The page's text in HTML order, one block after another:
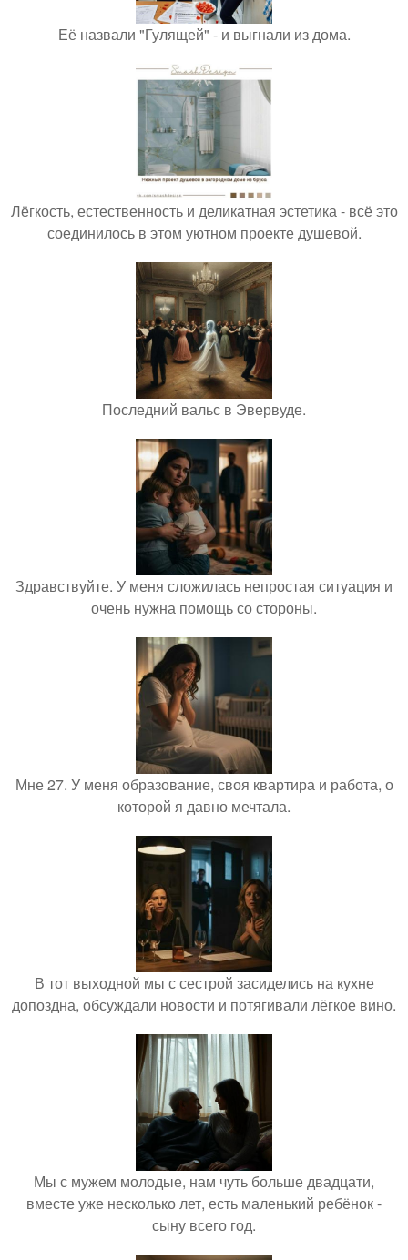
Её назвали "Гулящей" - и выгнали из дома.
Лёгкость, естественность и деликатная эстетика - всё это
соединилось в этом уютном проекте душевой.
Последний вальс в Эвервуде.
Здравствуйте. У меня сложилась непростая ситуация и
очень нужна помощь со стороны.
Мне 27. У меня образование, своя квартира и работа, о
которой я давно мечтала.
В тот выходной мы с сестрой засиделись на кухне
допоздна, обсуждали новости и потягивали лёгкое вино.
Мы с мужем молодые, нам чуть больше двадцати,
вместе уже несколько лет, есть маленький ребёнок -
сыну всего год.